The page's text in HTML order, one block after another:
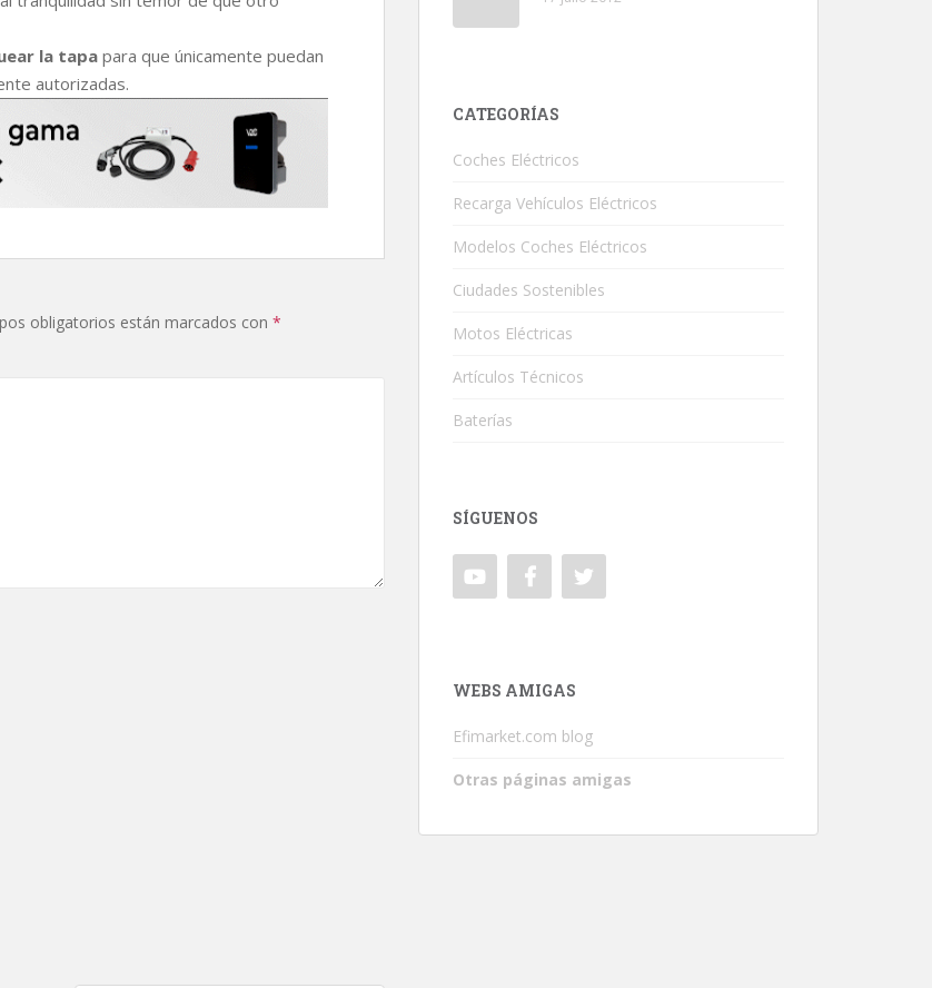
la tapa para que únicamente puedan
autorizadas.
obligatorios están marcados con *
CATEGORÍAS
Coches Eléctricos
Recarga Vehículos Eléctricos
Modelos Coches Eléctricos
Ciudades Sostenibles
Motos Eléctricas
Artículos Técnicos
Baterías
SÍGUENOS
WEBS AMIGAS
Efimarket.com blog
Otras páginas amigas